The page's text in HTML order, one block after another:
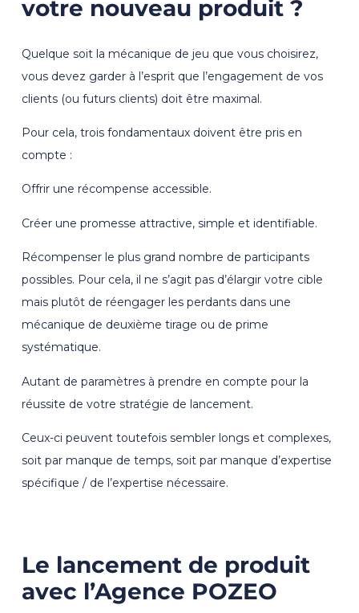
votre nouveau produit ?
Quelque soit la mécanique de jeu que vous choisirez,
vous devez garder à l’esprit que l’engagement de vos
clients (ou futurs clients) doit être maximal.
Pour cela, trois fondamentaux doivent être pris en
compte :
Offrir une récompense accessible.
Créer une promesse attractive, simple et identifiable.
Récompenser le plus grand nombre de participants
possibles. Pour cela, il ne s’agit pas d’élargir votre cible
mais plutôt de réengager les perdants dans une
mécanique de deuxième tirage ou de prime
systématique.
Autant de paramètres à prendre en compte pour la
réussite de votre stratégie de lancement.
Ceux-ci peuvent toutefois sembler longs et complexes,
soit par manque de temps, soit par manque d’expertise
spécifique / de l’expertise nécessaire.
Le lancement de produit
avec l’Agence POZEO